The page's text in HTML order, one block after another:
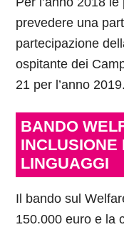
prevedere una
partecipazione
ospitante dei
21 per l’anno 2019.
BANDO
INCLUSIONE
LINGUAGGI
Il bando sul
150.000 euro e la